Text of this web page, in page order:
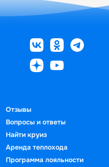
Отзывы
Вопросы и ответы
Найти круиз
Аренда теплохода
Программа лояльности